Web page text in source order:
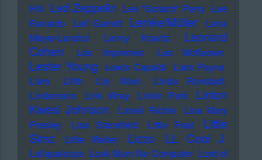
Hill Led Zeppelin Lee "Scratch" Perry Lee
Ranaldo
Leif Garrett Lemke/Müller
Lena
Meyer-Landrut
Lenny Kravitz
Leonard
Cohen
Les Impremes Les McKeown
Lester Young Lewis Capaldi Liam Payne
Liars
Lilith Lily Allen
Linda Ronstadt
Lindemann
Link Wray Linkin Park
Linton
Kwesi Johnson
Lionel Richie
Lisa Mary
Presley
Lisa Stansfield Little Feat
Little
Simz
Little Walter Lizzo LL Cool J
Lollapalooza Look Mum No Computer Lord of